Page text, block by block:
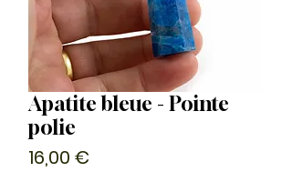
Apatite bleue - Pointe
polie
16,00 €